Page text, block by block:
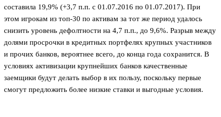
составила 19,9% (+3,7 п.п. с 01.07.2016 по 01.07.2017). При
этом игрокам из топ-30 по активам за тот же период удалось
снизить уровень дефолтности на 4,7 п.п., до 9,6%. Разрыв между
долями просрочки в кредитных портфелях крупных участников
и прочих банков, вероятнее всего, до конца года сохранится. В
условиях активизации крупнейших банков качественные
заемщики будут делать выбор в их пользу, поскольку первые
смогут предложить более низкие ставки и выгодные условия.